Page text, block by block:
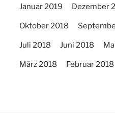
Januar 2019 Dezember
Oktober 2018
Juli 2018 Juni 2018
März 2018 Februar 2018